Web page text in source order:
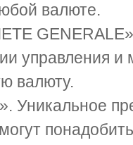
валюте.
управления и
валюту.
Уникальное